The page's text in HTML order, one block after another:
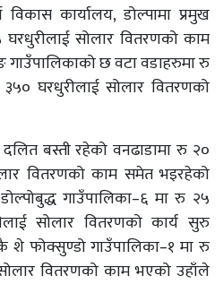
कार्यालय, डोल्पामा प्रमुख
सोलार वितरणको काम
छ वटा वडाहरुमा रु
घरधुरीलाई सोलार वितरणको
बस्ती रहेको वनढाडामा रु २०
वितरणको काम समेत भइरहेको
गाउँपालिका–६ मा रु २५
सोलार वितरणको कार्य सुरु
शे फोक्सुण्डो गाउँपालिका–१ मा रु
वितरणको काम भएको उहाँले